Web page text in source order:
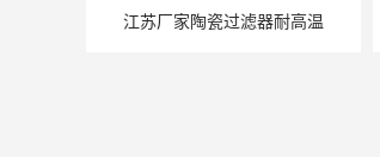
耐高温可定制铸钢纤维网